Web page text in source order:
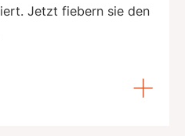
Jetzt fiebern sie den